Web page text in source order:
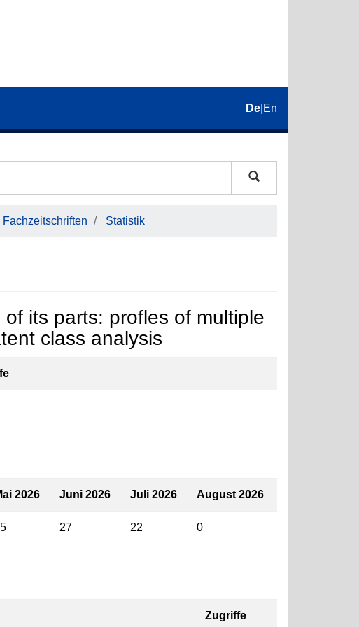
De En
Statistik
its parts: profles of multiple
class analysis
2026 Juni 2026 Juli 2026 August 2026
27 22 0
Zugriffe